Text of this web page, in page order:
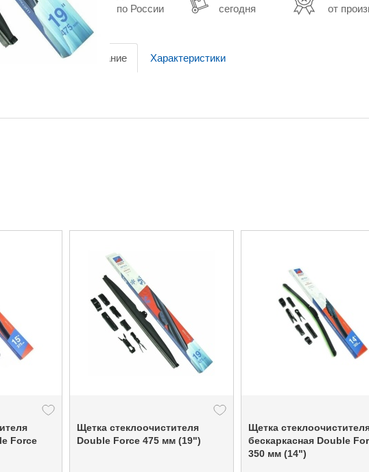
по России
сегодня
от
Описание Характеристики
Force
Щетка стеклоочистителя
Double Force 475 мм (19")
Щетка
бескаркасная Double
350 мм (14")